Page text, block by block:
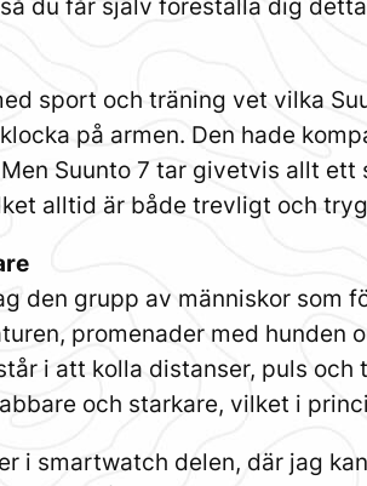
sport och träning vet vilka
på armen. Den hade
Suunto 7 tar givetvis allt
alltid är både trevligt och
den grupp av människor som
promenader med hunden
i att kolla distanser, puls
och starkare, vilket i
i smartwatch delen, där jag